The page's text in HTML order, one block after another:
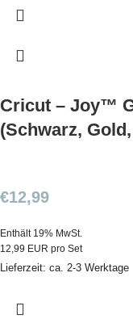
Cricut – Joy™
(Schwarz,
€12,99
Enthält 19% MwSt.
12,99 EUR pro Set
Lieferzeit: ca. 2-3 Werktage